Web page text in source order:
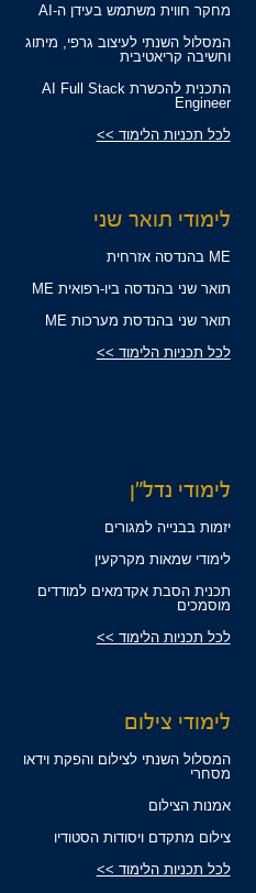
מחקר חווית משתמש בעידן ה-AI
המסלול השנתי לעיצוב גרפי, מיתוג
וחשיבה קריאטיבית
התכנית להכשרת AI Full Stack
Engineer
לכל תכניות הלימוד >>
לימודי תואר שני
ME בהנדסה אזרחית
תואר שני בהנדסה ביו-רפואית ME
תואר שני בהנדסת מערכות ME
לכל תכניות הלימוד >>
לימודי נדל"ן
יזמות בבנייה למגורים
לימודי שמאות מקרקעין
תכנית הסבת אקדמאים למודדים
מוסמכים
לכל תכניות הלימוד >>
לימודי צילום
המסלול השנתי לצילום והפקת וידאו
מסחרי
אמנות הצילום
צילום מתקדם ויסודות הסטודיו
לכל תכניות הלימוד >>